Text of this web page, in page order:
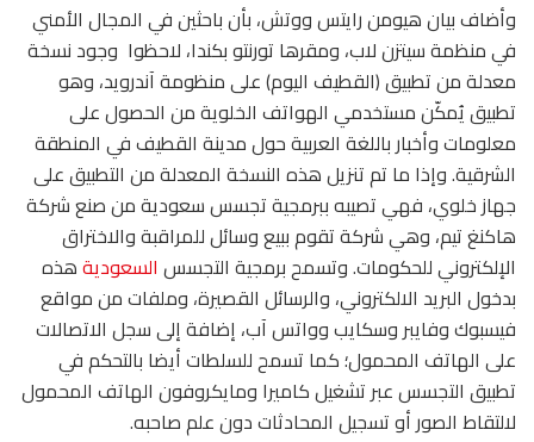
وأضاف بيان هيومن رايتس ووتش، بأن باحثين في المجال الأمني
في منظمة سيتزن لاب، ومقرها تورنتو بكندا، لاحظوا وجود نسخة
معدلة من تطبيق (القطيف اليوم) على منظومة آندرويد، وهو
تطبيق يُمكّن مستخدمي الهواتف الخلوية من الحصول على
معلومات وأخبار باللغة العربية حول مدينة القطيف في المنطقة
الشرقية. وإذا ما تم تنزيل هذه النسخة المعدلة من التطبيق على
جهاز خلوي، فهي تصيبه ببرمجية تجسس سعودية من صنع شركة
هاكنغ تيم، وهي شركة تقوم ببيع وسائل للمراقبة والاختراق
الإلكتروني للحكومات. وتسمح برمجية التجسس السعوديةهذه
بدخول البريد الالكتروني، والرسائل القصيرة، وملفات من مواقع
فيسبوك وفايبر وسكايب وواتس آب، إضافة إلى سجل الاتصالات
على الهاتف المحمول؛ كما تسمح للسلطات أيضا بالتحكم في
تطبيق التجسس عبر تشغيل كاميرا ومايكروفون الهاتف المحمول
لالتقاط الصور أو تسجيل المحادثات دون علم صاحبه.